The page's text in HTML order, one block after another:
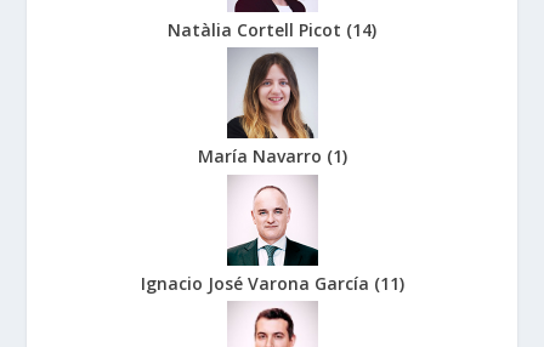
Natàlia Cortell Picot (14)
María Navarro (1)
Ignacio José Varona García (11)